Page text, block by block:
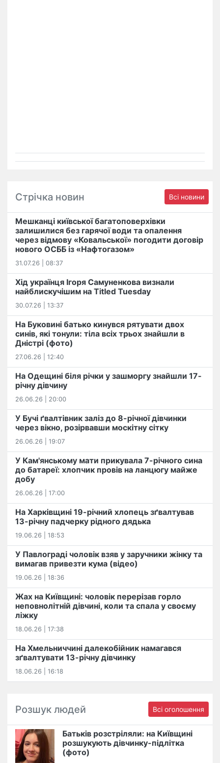
Стрічка новин Всі новини
Мешканці київської багатоповерхівки
залишилися без гарячої води та опалення
через відмову «Ковальської» погодити договір
нового ОСББ із «Нафтогазом»
31.07.26 | 08:37
Хід українця Ігоря Самуненкова визнали
найблискучішим на Titled Tuesday
30.07.26 | 13:37
На Буковині батько кинувся рятувати двох
синів, які тонули: тіла всіх трьох знайшли в
Дністрі (фото)
27.06.26 | 12:40
На Одещині біля річки у зашморгу знайшли 17-
річну дівчину
26.06.26 | 20:00
У Бучі ґвалтівник заліз до 8-річної дівчинки
через вікно, розірвавши москітну сітку
26.06.26 | 19:07
У Кам'янському мати прикувала 7-річного сина
до батареї: хлопчик провів на ланцюгу майже
добу
26.06.26 | 17:00
На Харківщині 19-річний хлопець​ ️зґвалтував
13-річну падчерку рідного дядька
19.06.26 | 18:53
У Павлограді чоловік взяв у заручники жінку та
вимагав привезти кума (відео)
19.06.26 | 18:36
Жах на Київщині: чоловік перерізав горло
неповнолітній дівчині, коли та спала у своєму
ліжку
18.06.26 | 17:38
На Хмельниччині далекобійник намагався
зґвалтувати 13-річну дівчинку
18.06.26 | 16:18
Розшук людей Всі оголошення
Батьків розстріляли: на Київщині
розшукують дівчинку-підлітка
(фото)